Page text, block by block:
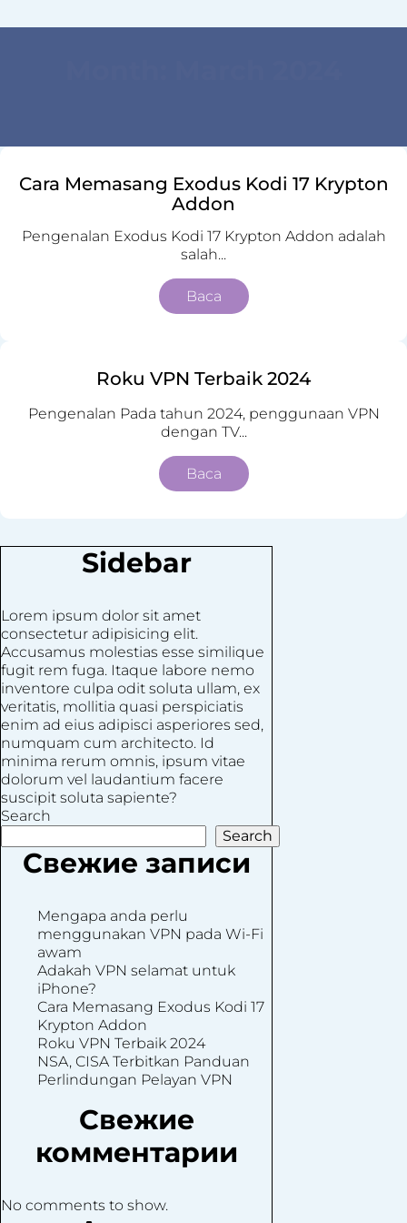
Cara Memasang Exodus Kodi 17 Krypton
Addon
Pengenalan Exodus Kodi 17 Krypton Addon adalah
salah...
Baca
Roku VPN Terbaik 2024
Pengenalan Pada tahun 2024, penggunaan VPN
dengan TV...
Baca
Sidebar
Lorem ipsum dolor sit amet
consectetur adipisicing elit.
Accusamus molestias esse similique
fugit rem fuga. Itaque labore nemo
inventore culpa odit soluta ullam, ex
veritatis, mollitia quasi perspiciatis
enim ad eius adipisci asperiores sed,
numquam cum architecto. Id
minima rerum omnis, ipsum vitae
dolorum vel laudantium facere
suscipit soluta sapiente?
Search
Search
Свежие записи
Mengapa anda perlu
menggunakan VPN pada Wi-Fi
awam
Adakah VPN selamat untuk
iPhone?
Cara Memasang Exodus Kodi 17
Krypton Addon
Roku VPN Terbaik 2024
NSA, CISA Terbitkan Panduan
Perlindungan Pelayan VPN
Свежие
комментарии
No comments to show.